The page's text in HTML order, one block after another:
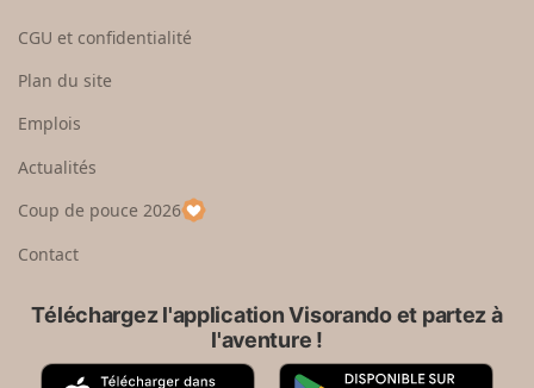
e
u
p
a
CGU et confidentialité
Plan du site
Emplois
Actualités
Coup de pouce 2026
Contact
Téléchargez l'application Visorando et partez à
l'aventure !
A
G